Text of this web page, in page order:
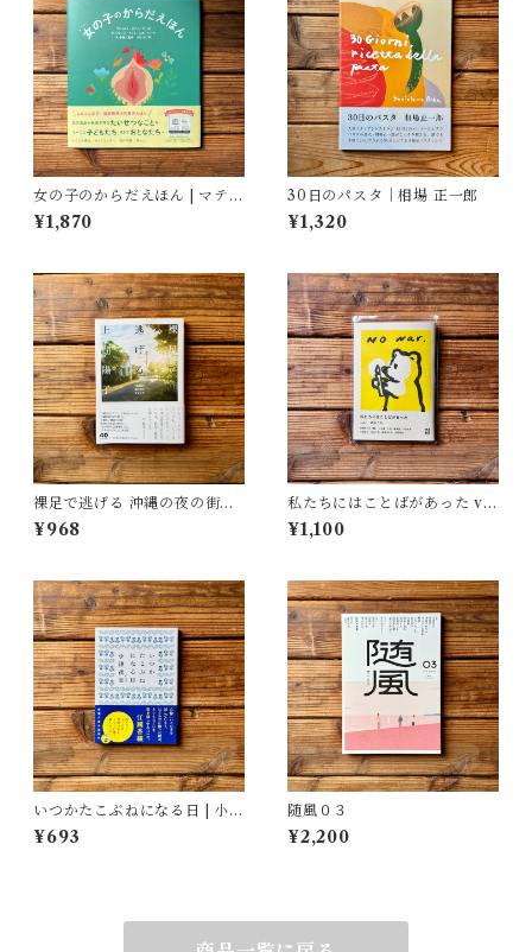
女の子のからだえほん | マティ
ルド・ボディ(著/文 | イラス
ト), ティフェーヌ・ディユー
¥1,870
30日のパスタ｜相場 正一郎
¥1,320
裸足で逃げる 沖縄の夜の街の
少女たち | 上間 陽子
¥968
私たちにはことばがあった vo
l.1〈政治と私〉 | 安達茉莉
子・小沼理・小指・関根愛・
¥1,100
いつかたこぶねになる日 | 小津
夜景
¥693
随風０３
¥2,200